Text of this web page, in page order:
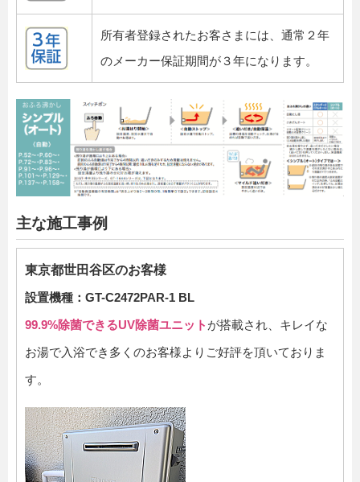
所有者登録されたお客さまには、通常２年
のメーカー保証期間が３年になります。
主な施工事例
東京都世田谷区のお客様
設置機種：GT-C2472PAR-1 BL
99.9%除菌できるUV除菌ユニット が搭載され、キレイな
お湯で入浴でき多くのお客様よりご好評を頂いておりま
す。